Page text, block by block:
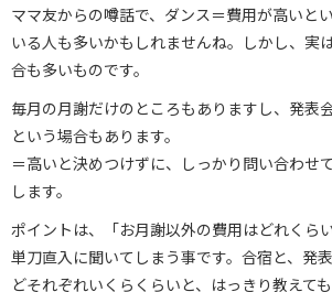
ママ友からの噂話で、ダンス＝費用が高いと
いる人も多いかもしれませんね。しかし、実
合も多いものです。
毎月の月謝だけのところもありますし、発表
という場合もあります。
＝高いと決めつけずに、しっかり問い合わせ
します。
ポイントは、「お月謝以外の費用はどれくら
単刀直入に聞いてしまう事です。合宿と、発
どそれぞれいくらくらいと、はっきり教えても